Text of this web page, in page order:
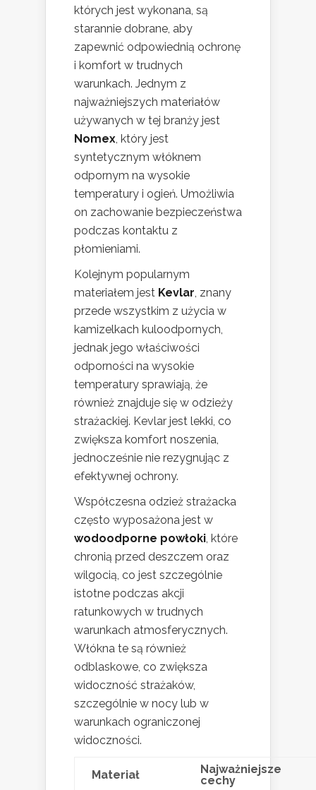
których jest wykonana, są
starannie dobrane, aby
zapewnić odpowiednią ochronę
i komfort w trudnych
warunkach. Jednym z
najważniejszych materiałów
używanych w tej branży jest
Nomex, który jest
syntetycznym włóknem
odpornym na wysokie
temperatury i ogień. Umożliwia
on zachowanie bezpieczeństwa
podczas kontaktu z
płomieniami.
Kolejnym popularnym
materiałem jest Kevlar, znany
przede wszystkim z użycia w
kamizelkach kuloodpornych,
jednak jego właściwości
odporności na wysokie
temperatury sprawiają, że
również znajduje się w odzieży
strażackiej. Kevlar jest lekki, co
zwiększa komfort noszenia,
jednocześnie nie rezygnując z
efektywnej ochrony.
Współczesna odzież strażacka
często wyposażona jest w
wodoodporne powłoki, które
chronią przed deszczem oraz
wilgocią, co jest szczególnie
istotne podczas akcji
ratunkowych w trudnych
warunkach atmosferycznych.
Włókna te są również
odblaskowe, co zwiększa
widoczność strażaków,
szczególnie w nocy lub w
warunkach ograniczonej
widoczności.
Materiał
Najważniejsze
cechy